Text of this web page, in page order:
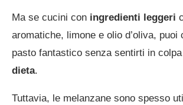
Ma se cucini con ingredienti leggeri
aromatiche, limone e olio d’oliva, puoi
pasto fantastico senza sentirti in
dieta.
Tuttavia, le melanzane sono spesso